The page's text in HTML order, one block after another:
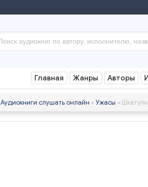
Главная Жанры Авторы
Аудиокниги слушать онлайн » Ужасы »